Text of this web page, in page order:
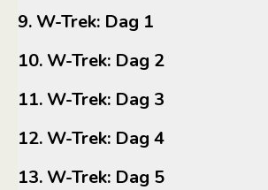
9. W-Trek: Dag 1
10. W-Trek: Dag 2
11. W-Trek: Dag 3
12. W-Trek: Dag 4
13. W-Trek: Dag 5